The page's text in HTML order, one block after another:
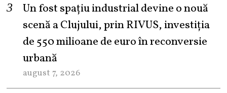
Un fost spațiu industrial devine o nouă
scenă a Clujului, prin RIVUS, investiția
de 550 milioane de euro în reconversie
urbană
august 7, 2026